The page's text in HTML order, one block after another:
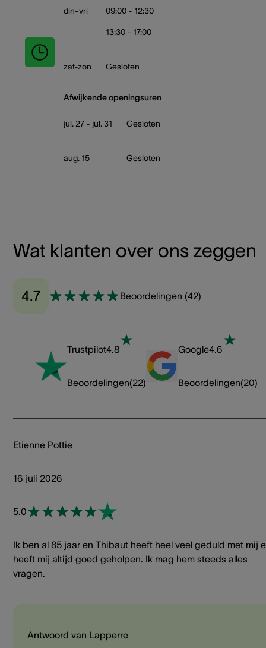
din-vri 09:00 - 12:30
13:30 - 17:00
zat-zon Gesloten
Afwijkende openingsuren
jul. 27 - jul. 31 Gesloten
aug. 15 Gesloten
Wat klanten over ons zeggen
4.7 Beoordelingen (42)
Trustpilot4.8
Beoordelingen(22)
Google4.6
Beoordelingen(20)
Etienne Pottie
16 juli 2026
5.0
Ik ben al 85 jaar en Thibaut heeft heel veel geduld met mij
heeft mij altijd goed geholpen. Ik mag hem steeds alles
vragen.
Antwoord van Lapperre